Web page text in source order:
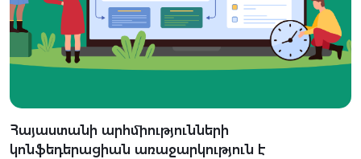
Հայաստանի արհմիությունների
կոնֆեդերացիան առաջարկություն է